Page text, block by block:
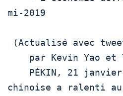
mi-2019
chinoise a ralenti